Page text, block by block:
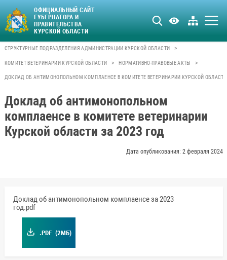
ОФИЦИАЛЬНЫЙ САЙТ
ГУБЕРНАТОРА И
ПРАВИТЕЛЬСТВА
КУРСКОЙ ОБЛАСТИ
СТРУКТУРНЫЕ ПОДРАЗДЕЛЕНИЯ АДМИНИСТРАЦИИ КУРСКОЙ ОБЛАСТИ >
КОМИТЕТ ВЕТЕРИНАРИИ КУРСКОЙ ОБЛАСТИ > НОРМАТИВНО-ПРАВОВЫЕ АКТЫ >
ДОКЛАД ОБ АНТИМОНОПОЛЬНОМ КОМПЛАЕНСЕ В КОМИТЕТЕ ВЕТЕРИНАРИИ КУРСКОЙ ОБЛАСТИ
Доклад об антимонопольном
комплаенсе в комитете ветеринарии
Курской области за 2023 год
Дата опубликования: 2 февраля 2024
Доклад об антимонопольном комплаенсе за 2023
год.pdf
.PDF (2МБ)